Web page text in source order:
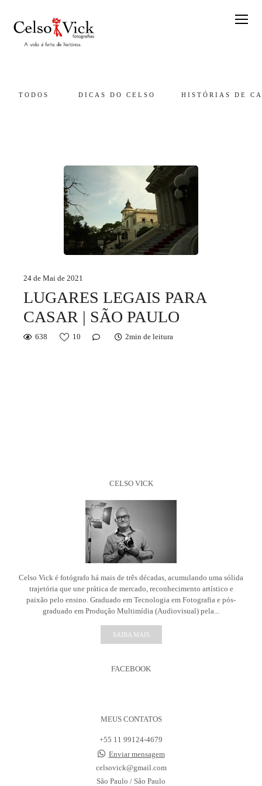
TODOS DICAS DO CELSO HISTÓRIAS DE
24 de Mai de 2021
LUGARES LEGAIS PARA
CASAR | SÃO PAULO
638 10 2min de leitura
CELSO VICK
Celso Vick é fotógrafo há mais de três décadas, acumulando uma sólida
trajetória que une prática de mercado, reconhecimento artístico e
paixão pelo ensino. Graduado em Tecnologia em Fotografia e pós-
graduado em Produção Multimídia (Audiovisual) pela...
SAIBA MAIS
FACEBOOK
MEUS CONTATOS
+55 11 99124-4679
Enviar mensagem
celsovick@gmail.com
São Paulo / São Paulo